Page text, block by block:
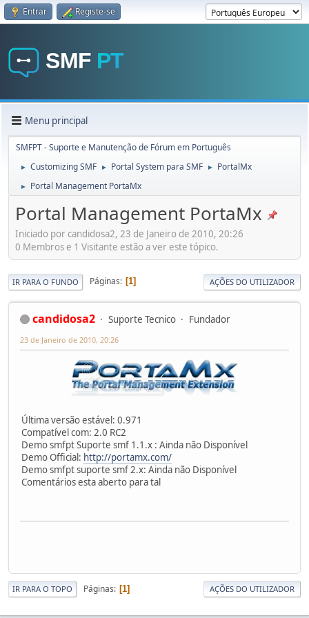
Entrar Registe-se
Menu principal
SMFPT - Suporte e Manutenção de Fórum em Português
► Customizing SMF ► Portal System para SMF ► PortalMx
► Portal Management PortaMx
Portal Management PortaMx
Iniciado por candidosa2, 23 de Janeiro de 2010, 20:26
0 Membros e 1 Visitante estão a ver este tópico.
IR PARA O FUNDO Páginas 1 AÇÕES DO UTILIZADOR
candidosa2 Suporte Tecnico Fundador
23 de Janeiro de 2010, 20:26
Última versão estável: 0.971
Compatível com: 2.0 RC2
Demo smfpt Suporte smf 1.1.x : Ainda não Disponível
Demo Official: http://portamx.com/
Demo smfpt suporte smf 2.x: Ainda não Disponível
Comentários esta aberto para tal
IR PARA O TOPO Páginas 1 AÇÕES DO UTILIZADOR